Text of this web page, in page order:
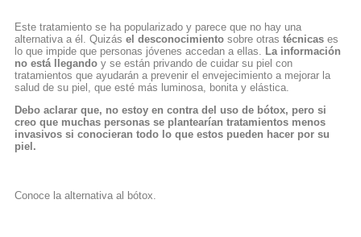
Este tratamiento se ha popularizado y parece que no hay una
alternativa a él. Quizás el desconocimiento sobre otras técnicas es
lo que impide que personas jóvenes accedan a ellas. La información
no está llegando y se están privando de cuidar su piel con
tratamientos que ayudarán a prevenir el envejecimiento a mejorar la
salud de su piel, que esté más luminosa, bonita y elástica.
Debo aclarar que, no estoy en contra del uso de bótox, pero si
creo que muchas personas se plantearían tratamientos menos
invasivos si conocieran todo lo que estos pueden hacer por su
piel.
Conoce la alternativa al bótox.